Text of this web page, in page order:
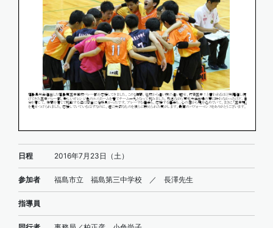
日程 2016年7月23日（土）
参加者 福島市立 福島第三中学校 ／ 長澤先生
指導員